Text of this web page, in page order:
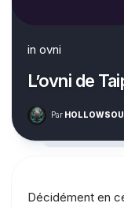
in ovni
L’ovni de
Par
Décidément en